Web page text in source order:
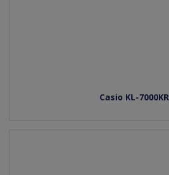
Casio KL-7000KR